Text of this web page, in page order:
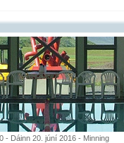
- Dáinn 20. júní 2016 - Minning